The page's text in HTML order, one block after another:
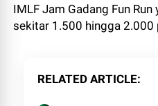
IMLF Jam Gadang Fun
sekitar 1.500 hingga 2.000
RELATED ARTICLE